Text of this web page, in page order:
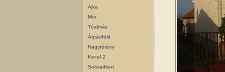
Ajka
Mór
Tóalmás
Árpádföld
Nagytétény
Kecel 2
Soltvadkert